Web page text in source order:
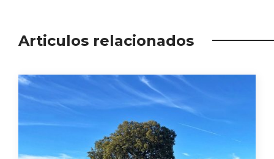
Articulos relacionados